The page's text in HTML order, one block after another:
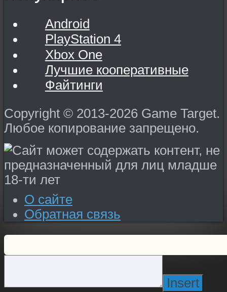
Android
PlayStation 4
Xbox One
Лучшие кооперативные
Файтинги
Copyright © 2013-2026 Game Target.
Любое копирование запрещено.
О сайте
Обратная связь
Insert